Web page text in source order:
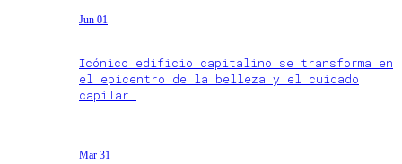
Jun 01
Icónico edificio capitalino se transforma en
el epicentro de la belleza y el cuidado
capilar
Mar 31